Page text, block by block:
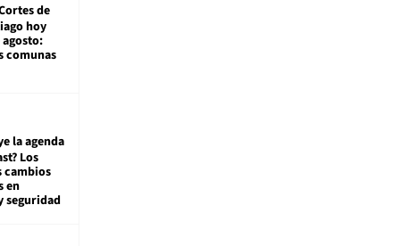
de
hoy
agosto:
comunas
la agenda
Los
cambios
en
seguridad